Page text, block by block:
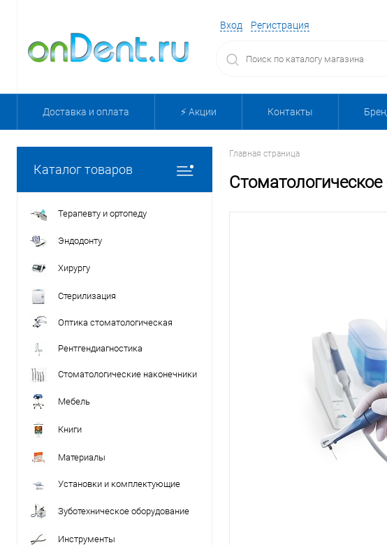
Вход Регистрация
Доставка и оплата ⚡️ Акции Контакты
Каталог товаров
Терапевту и ортопеду
Эндодонту
Хирургу
Стерилизация
Оптика стоматологическая
Рентгендиагностика
Стоматологические наконечники
Мебель
Книги
Материалы
Установки и комплектующие
Зуботехническое оборудование
Инструменты
Главная страница